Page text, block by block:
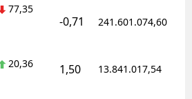
77,35
-0,71 241.601.074,60
20,36 1,50 13.841.017,54